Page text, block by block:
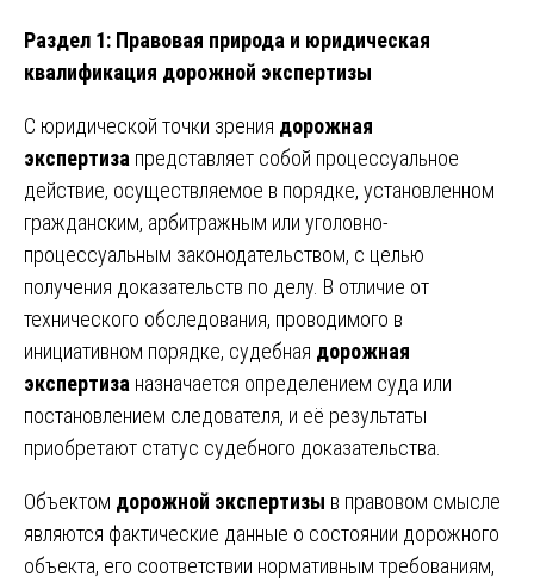
Раздел 1: Правовая природа и юридическая
квалификация дорожной экспертизы
С юридической точки зрения дорожная
экспертиза представляет собой процессуальное
действие, осуществляемое в порядке, установленном
гражданским, арбитражным или уголовно-
процессуальным законодательством, с целью
получения доказательств по делу. В отличие от
технического обследования, проводимого в
инициативном порядке, судебная дорожная
экспертиза назначается определением суда или
постановлением следователя, и её результаты
приобретают статус судебного доказательства.
Объектом дорожной экспертизы в правовом смысле
являются фактические данные о состоянии дорожного
объекта, его соответствии нормативным требованиям,